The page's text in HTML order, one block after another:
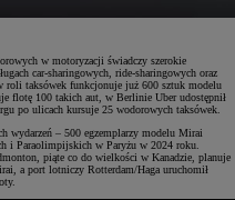
w motoryzacji świadczy szerokie
car-sharingowych, ride-sharingowych oraz
roli taksówek funkcjonuje już 600 sztuk modelu
flotę 100 takich aut, w Berlinie Uber udostępnił
po ulicach kursuje 25 wodorowych taksówek.
wydarzeń – 500 egzemplarzy modelu Mirai
i Paraolimpijskich w Paryżu w 2024 roku.
piąte co do wielkości w Kanadzie, planuje
a port lotniczy Rotterdam/Haga uruchomił